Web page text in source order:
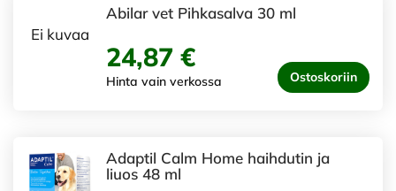
Ei kuvaa
Abilar vet Pihkasalva 30 ml
24,87 €
Hinta vain verkossa Ostoskoriin
Adaptil Calm Home haihdutin ja
liuos 48 ml